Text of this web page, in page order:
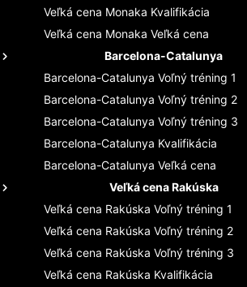
Veľká cena Monaka Kvalifikácia
Veľká cena Monaka Veľká cena
Barcelona-Catalunya
Barcelona-Catalunya Voľný tréning 1
Barcelona-Catalunya Voľný tréning 2
Barcelona-Catalunya Voľný tréning 3
Barcelona-Catalunya Kvalifikácia
Barcelona-Catalunya Veľká cena
Veľká cena Rakúska
Veľká cena Rakúska Voľný tréning 1
Veľká cena Rakúska Voľný tréning 2
Veľká cena Rakúska Voľný tréning 3
Veľká cena Rakúska Kvalifikácia